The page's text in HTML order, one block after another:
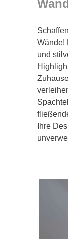
Wände!
und
Ihre